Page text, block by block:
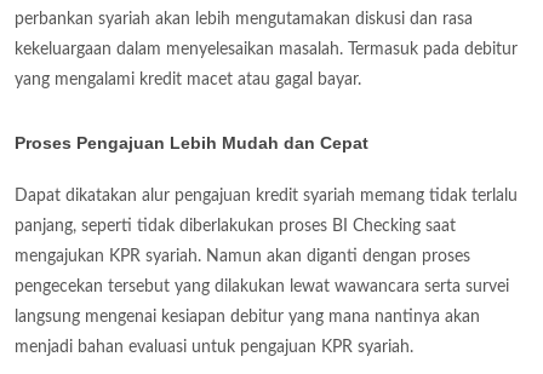
perbankan syariah akan lebih mengutamakan diskusi dan rasa
kekeluargaan dalam menyelesaikan masalah. Termasuk pada debitur
yang mengalami kredit macet atau gagal bayar.
Proses Pengajuan Lebih Mudah dan Cepat
Dapat dikatakan alur pengajuan kredit syariah memang tidak terlalu
panjang, seperti tidak diberlakukan proses BI Checking saat
mengajukan KPR syariah. Namun akan diganti dengan proses
pengecekan tersebut yang dilakukan lewat wawancara serta survei
langsung mengenai kesiapan debitur yang mana nantinya akan
menjadi bahan evaluasi untuk pengajuan KPR syariah.